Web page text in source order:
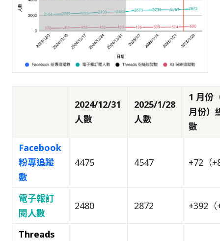
2024/12/31
人數
2025/1/28
人數
1 月份
月份）
數
Facebook
粉專追蹤
數
4475 4547 +72（
電子報訂
閱人數
2480 2872 +392（
Threads